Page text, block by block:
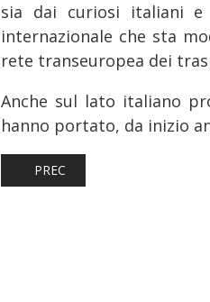
sia dai curiosi italiani e
internazionale che sta
rete transeuropea dei
Anche sul lato italiano
hanno portato, da inizio
ARTICOLO PRECEDENTE:
PREC